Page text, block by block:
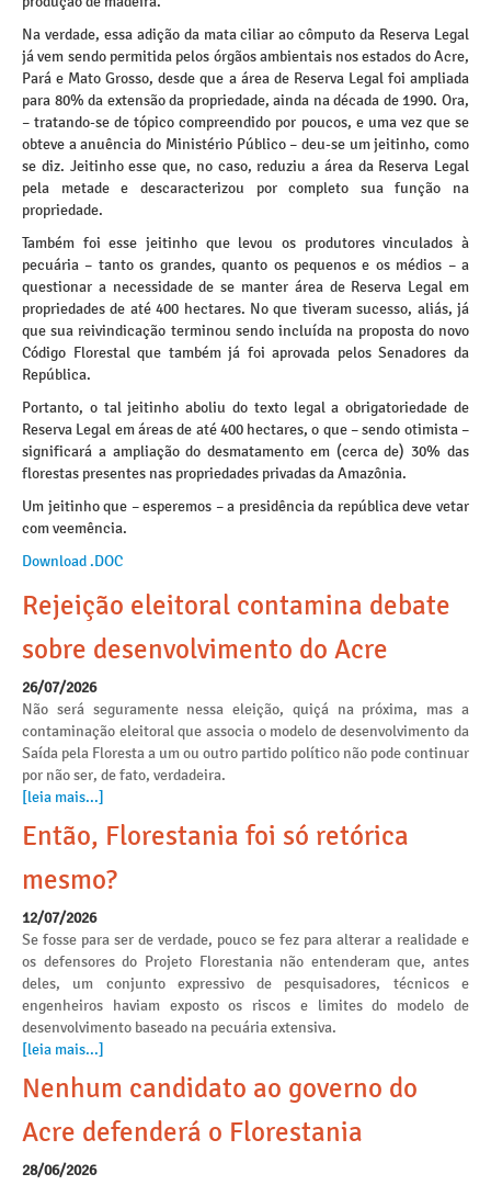
Na verdade, essa adição da mata ciliar ao cômputo da Reserva Legal
já vem sendo permitida pelos órgãos ambientais nos estados do Acre,
Pará e Mato Grosso, desde que a área de Reserva Legal foi ampliada
para 80% da extensão da propriedade, ainda na década de 1990. Ora,
– tratando-se de tópico compreendido por poucos, e uma vez que se
obteve a anuência do Ministério Público – deu-se um jeitinho, como
se diz. Jeitinho esse que, no caso, reduziu a área da Reserva Legal
pela metade e descaracterizou por completo sua função na
propriedade.
Também foi esse jeitinho que levou os produtores vinculados à
pecuária – tanto os grandes, quanto os pequenos e os médios – a
questionar a necessidade de se manter área de Reserva Legal em
propriedades de até 400 hectares. No que tiveram sucesso, aliás, já
que sua reivindicação terminou sendo incluída na proposta do novo
Código Florestal que também já foi aprovada pelos Senadores da
República.
Portanto, o tal jeitinho aboliu do texto legal a obrigatoriedade de
Reserva Legal em áreas de até 400 hectares, o que – sendo otimista –
significará a ampliação do desmatamento em (cerca de) 30% das
florestas presentes nas propriedades privadas da Amazônia.
Um jeitinho que – esperemos – a presidência da república deve vetar
com veemência.
Download .DOC
Rejeição eleitoral contamina debate
sobre desenvolvimento do Acre
26/07/2026
Não será seguramente nessa eleição, quiçá na próxima, mas a
contaminação eleitoral que associa o modelo de desenvolvimento da
Saída pela Floresta a um ou outro partido político não pode continuar
por não ser, de fato, verdadeira.
[leia mais...]
Então, Florestania foi só retórica
mesmo?
12/07/2026
Se fosse para ser de verdade, pouco se fez para alterar a realidade e
os defensores do Projeto Florestania não entenderam que, antes
deles, um conjunto expressivo de pesquisadores, técnicos e
engenheiros haviam exposto os riscos e limites do modelo de
desenvolvimento baseado na pecuária extensiva.
[leia mais...]
Nenhum candidato ao governo do
Acre defenderá o Florestania
28/06/2026